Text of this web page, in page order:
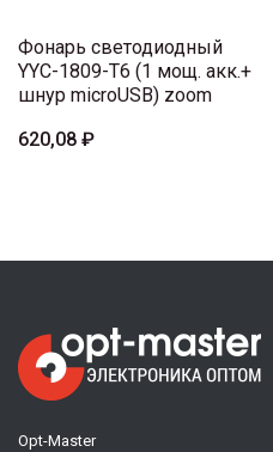
Фонарь светодиодный
YYC-1809-T6 (1 мощ. акк.+
шнур microUSB) zoom
620,08 ₽
Opt-Master